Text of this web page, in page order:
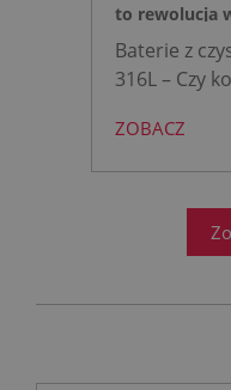
to rewolucja
łazience?
Baterie z
316L – Czy
łazience?
ZOBACZ